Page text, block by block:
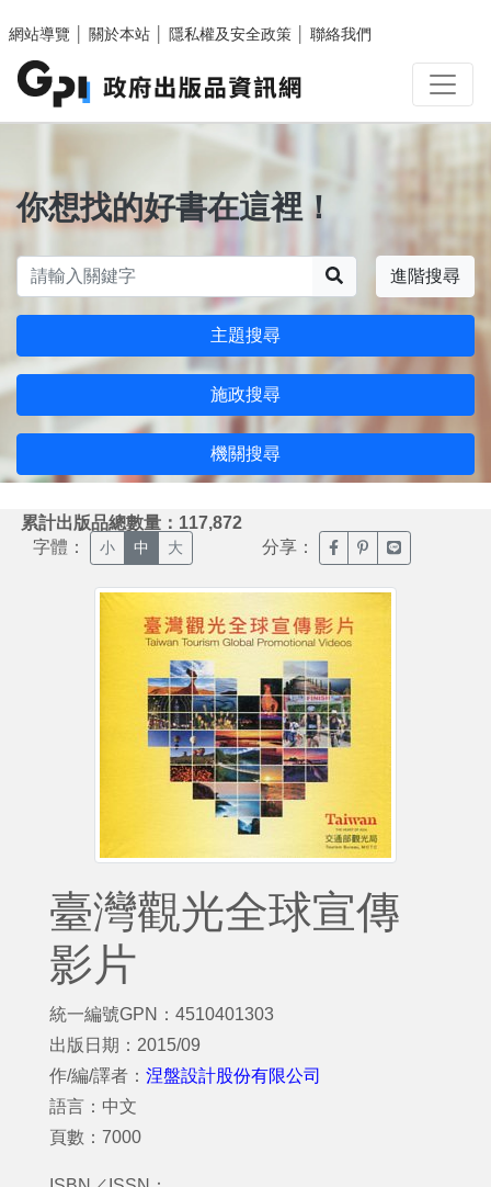
網站導覽
關於本站 隱私權及安全政策 聯絡我們
你想找的好書在這裡！
進階搜尋
主題搜尋
施政搜尋
機關搜尋
累計出版品總數量：117,872
字體： 小 中 大 分享： 臉書分享(另開新視窗)
噗浪分享(另開新
Line分享(另
臺灣觀光全球宣傳
影片
統一編號GPN：4510401303
出版日期：2015/09
作/編/譯者： 涅盤設計股份有限公司
語言：中文
頁數：7000